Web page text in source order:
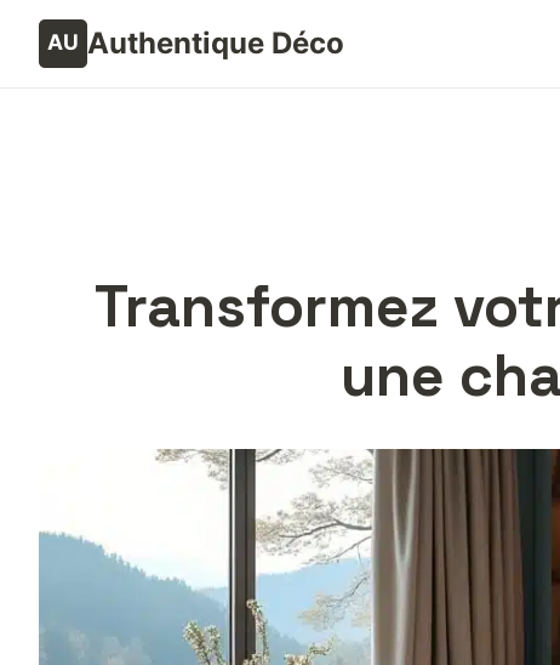
Authentique Déco
Transformez
une